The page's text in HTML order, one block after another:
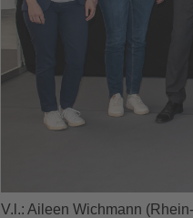
V.l.: Aileen Wichmann